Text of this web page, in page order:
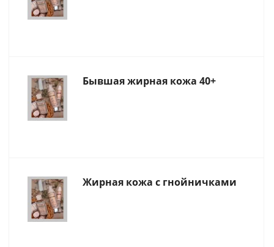
Бывшая жирная кожа 40+
Жирная кожа с гнойничками